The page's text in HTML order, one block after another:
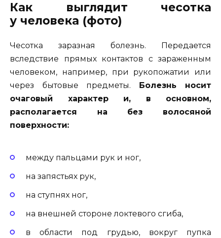
Как выглядит чесотка
у человека (фото)
Чесотка заразная болезнь. Передается
вследствие прямых контактов с зараженным
человеком, например, при рукопожатии или
через бытовые предметы.
Болезнь носит
очаговый характер и, в основном,
располагается на без волосяной
поверхности:
между пальцами рук и ног,
на запястьях рук,
на ступнях ног,
на внешней стороне локтевого сгиба,
в области под грудью, вокруг пупка